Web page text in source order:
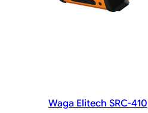
Waga Elitech SRC-410